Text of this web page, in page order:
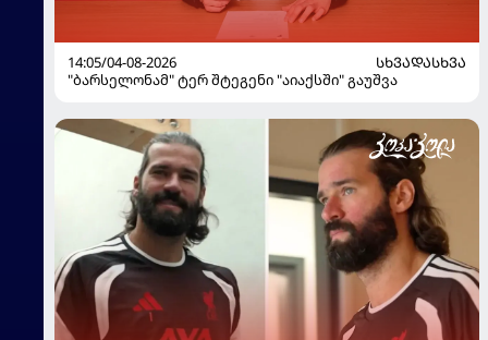
14:05/04-08-2026
ᲡᲮᲕᲐᲓᲐᲡᲮᲕᲐ
"ბარსელონამ" ტერ შტეგენი "აიაქსში" გაუშვა